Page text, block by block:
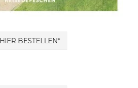
HIER BESTELLEN*